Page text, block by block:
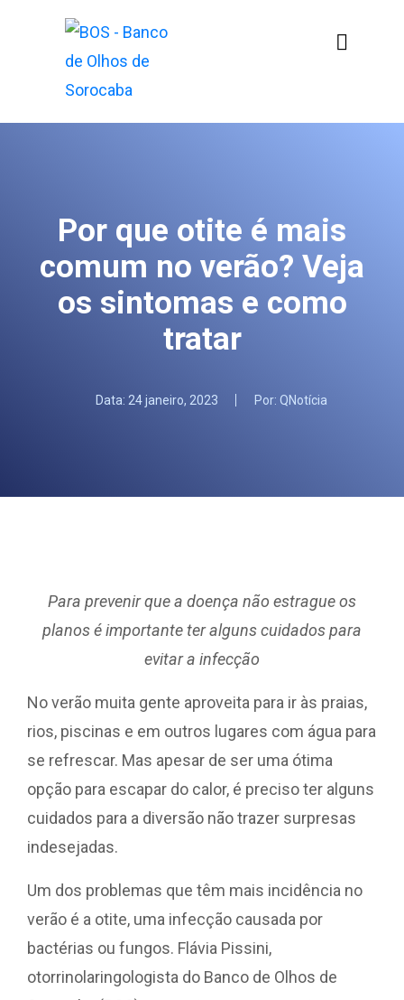
Por que otite é mais
comum no verão? Veja
os sintomas e como
tratar
Data: 24 janeiro, 2023 Por: QNotícia
Para prevenir que a doença não estrague os
planos é importante ter alguns cuidados para
evitar a infecção
No verão muita gente aproveita para ir às praias,
rios, piscinas e em outros lugares com água para
se refrescar. Mas apesar de ser uma ótima
opção para escapar do calor, é preciso ter alguns
cuidados para a diversão não trazer surpresas
indesejadas.
Um dos problemas que têm mais incidência no
verão é a otite, uma infecção causada por
bactérias ou fungos. Flávia Pissini,
otorrinolaringologista do Banco de Olhos de